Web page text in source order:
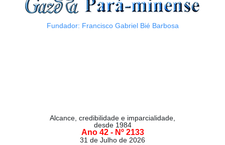
Fundador: Francisco Gabriel Bié Barbosa
Alcance, credibilidade e imparcialidade,
desde 1984
Ano 42 - Nº 2133
31 de Julho de 2026